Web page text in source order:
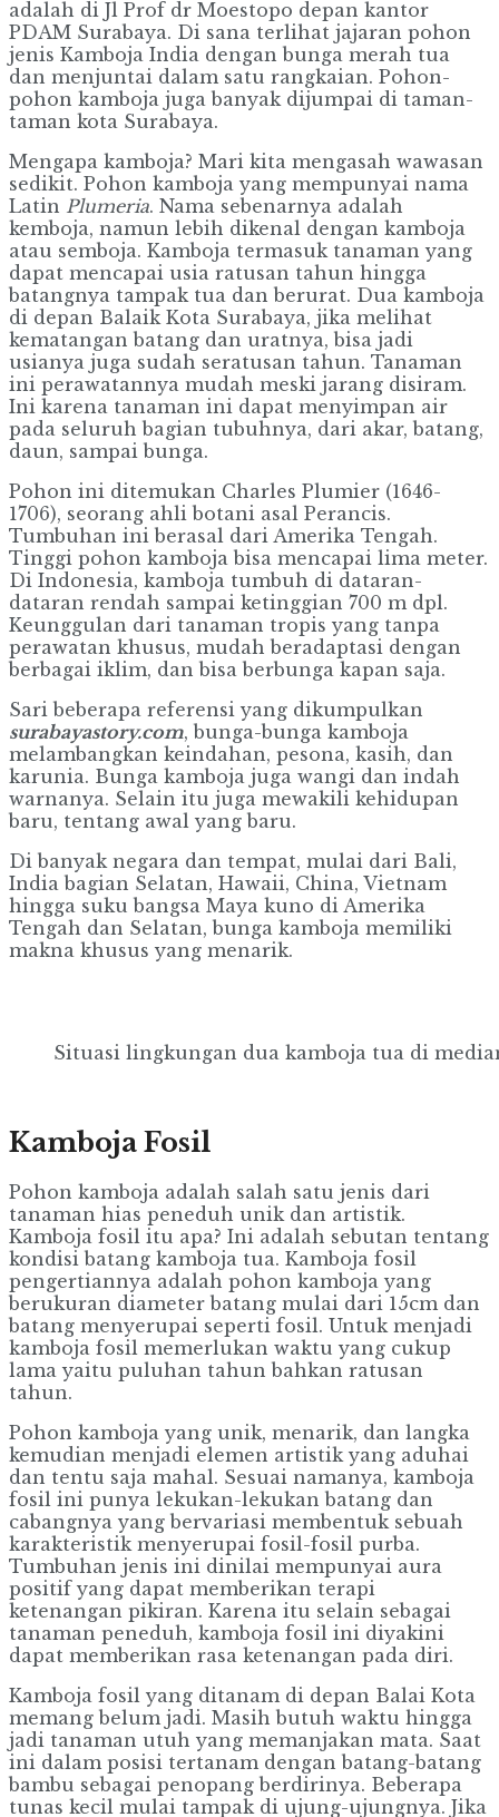
adalah di Jl Prof dr Moestopo depan kantor
PDAM Surabaya. Di sana terlihat jajaran pohon
jenis Kamboja India dengan bunga merah tua
dan menjuntai dalam satu rangkaian. Pohon-
pohon kamboja juga banyak dijumpai di taman-
taman kota Surabaya.
Mengapa kamboja? Mari kita mengasah wawasan
sedikit. Pohon kamboja yang mempunyai nama
Latin Plumeria. Nama sebenarnya adalah
kemboja, namun lebih dikenal dengan kamboja
atau semboja. Kamboja termasuk tanaman yang
dapat mencapai usia ratusan tahun hingga
batangnya tampak tua dan berurat. Dua kamboja
di depan Balaik Kota Surabaya, jika melihat
kematangan batang dan uratnya, bisa jadi
usianya juga sudah seratusan tahun. Tanaman
ini perawatannya mudah meski jarang disiram.
Ini karena tanaman ini dapat menyimpan air
pada seluruh bagian tubuhnya, dari akar, batang,
daun, sampai bunga.
Pohon ini ditemukan Charles Plumier (1646-
1706), seorang ahli botani asal Perancis.
Tumbuhan ini berasal dari Amerika Tengah.
Tinggi pohon kamboja bisa mencapai lima meter.
Di Indonesia, kamboja tumbuh di dataran-
dataran rendah sampai ketinggian 700 m dpl.
Keunggulan dari tanaman tropis yang tanpa
perawatan khusus, mudah beradaptasi dengan
berbagai iklim, dan bisa berbunga kapan saja.
Sari beberapa referensi yang dikumpulkan
surabayastory.com, bunga-bunga kamboja
melambangkan keindahan, pesona, kasih, dan
karunia. Bunga kamboja juga wangi dan indah
warnanya. Selain itu juga mewakili kehidupan
baru, tentang awal yang baru.
‎Di banyak negara dan tempat, mulai dari Bali,
India bagian Selatan, Hawaii, China, Vietnam
hingga suku bangsa Maya kuno di Amerika
Tengah dan Selatan, bunga kamboja memiliki
makna khusus yang menarik.
Situasi lingkungan dua kamboja tua di
Kamboja Fosil
Pohon kamboja adalah salah satu jenis dari
tanaman hias peneduh unik dan artistik.
Kamboja fosil itu apa? Ini adalah sebutan tentang
kondisi batang kamboja tua. Kamboja fosil
pengertiannya adalah pohon kamboja yang
berukuran diameter batang mulai dari 15cm dan
batang menyerupai seperti fosil. Untuk menjadi
kamboja fosil memerlukan waktu yang cukup
lama yaitu puluhan tahun bahkan ratusan
tahun.
Pohon kamboja yang unik, menarik, dan langka
kemudian menjadi elemen artistik yang aduhai
dan tentu saja mahal. Sesuai namanya, kamboja
fosil ini punya lekukan-lekukan batang dan
cabangnya yang bervariasi membentuk sebuah
karakteristik menyerupai fosil-fosil purba.
Tumbuhan jenis ini dinilai mempunyai aura
positif yang dapat memberikan terapi
ketenangan pikiran. Karena itu selain sebagai
tanaman peneduh, kamboja fosil ini diyakini
dapat memberikan rasa ketenangan pada diri.
Kamboja fosil yang ditanam di depan Balai Kota
memang belum jadi. Masih butuh waktu hingga
jadi tanaman utuh yang memanjakan mata. Saat
ini dalam posisi tertanam dengan batang-batang
bambu sebagai penopang berdirinya. Beberapa
tunas kecil mulai tampak di ujung-ujungnya. Jika